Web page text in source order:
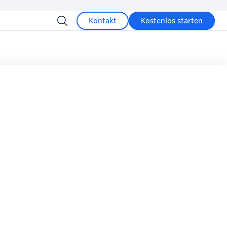
Kontakt Kostenlos starten